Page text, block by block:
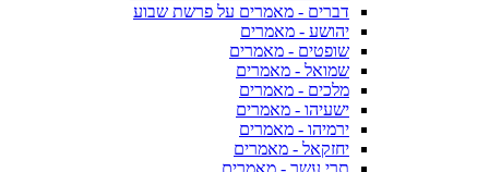
דברים - מאמרים על פרשת שבוע
יהושע - מאמרים
שופטים - מאמרים
שמואל - מאמרים
מלכים - מאמרים
ישעיהו - מאמרים
ירמיהו - מאמרים
יחזקאל - מאמרים
תרי עשר - מאמרים